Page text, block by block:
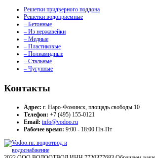
Решетки придверного поддона
Решетки водоприемные
– Бетонные
– Из нержавейки
– Медные
– Пластиковые
– Полиамидные
– Стальные
– Чугунные
Контакты
Адрес: г. Наро-Фоминск, площадь свободы 10
Телефон: +7 (495) 155-0121
Email: info@vodoo.ru
Рабочее время: 9:00 - 18:00 Пн-Пт